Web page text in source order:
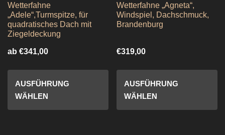
Wetterfahne
„Adele“,Turmspitze, für
quadratisches Dach mit
Ziegeldeckung
ab €341,00
AUSFÜHRUNG
WÄHLEN
Wetterfahne „Agneta“,
Windspiel, Dachschmuck,
Brandenburg
€319,00
AUSFÜHRUNG
WÄHLEN